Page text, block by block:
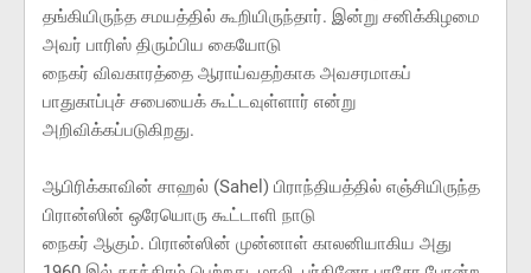
தங்கியிருந்த சமயத்தில் கூறியிருந்தார். இன்று சனிக்கிழமை
அவர் பாரிஸ் திரும்பிய கையோடு
நைகர் விவகாரத்தை ஆராய்வதற்காக அவசரமாகப்
பாதுகாப்புச் சபையைக் கூட்டவுள்ளார் என்று
அறிவிக்கப்படுகிறது.
ஆபிரிக்காவின் சாஹல் (Sahel) பிராந்தியத்தில் எஞ்சியிருந்த
பிரான்ஸின் ஒரேயொரு கூட்டாளி நாடு
நைகர் ஆகும். பிரான்ஸின் முன்னாள் காலனியாகிய அது